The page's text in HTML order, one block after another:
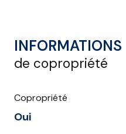
INFORMATIONS
de copropriété
Copropriété
Oui